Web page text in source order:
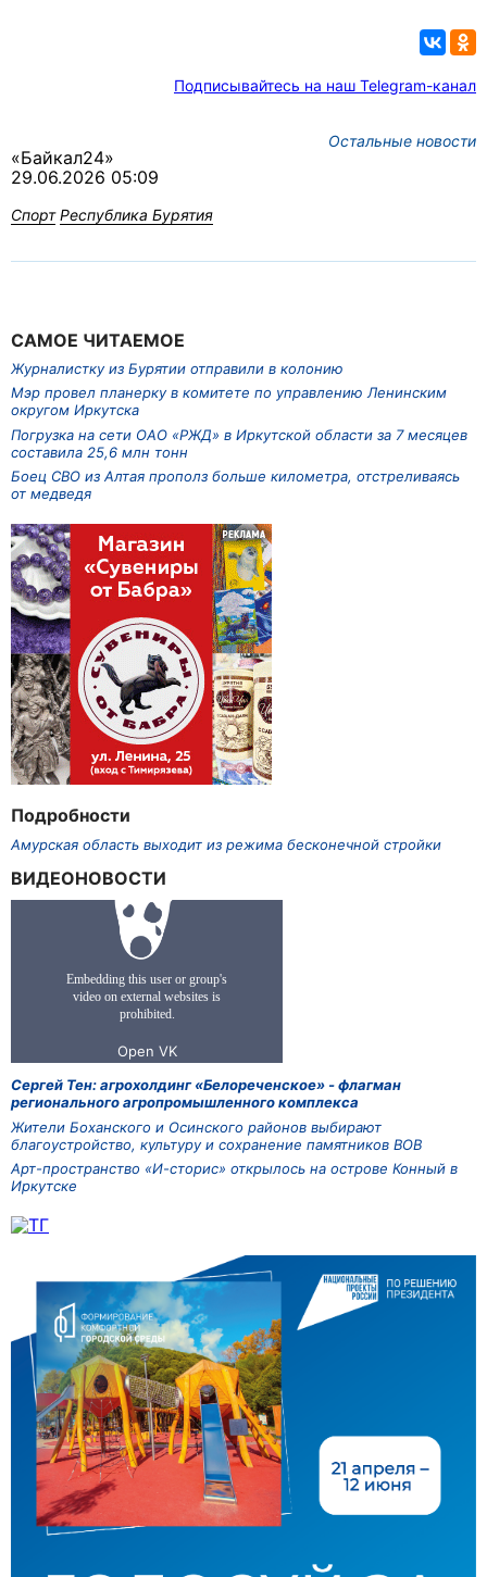
Подписывайтесь на наш Telegram-канал
Остальные новости
«Байкал24»
29.06.2026 05:09
Спорт Республика Бурятия
САМОЕ ЧИТАЕМОЕ
Журналистку из Бурятии отправили в колонию
Мэр провел планерку в комитете по управлению Ленинским
округом Иркутска
Погрузка на сети ОАО «РЖД» в Иркутской области за 7 месяцев
составила 25,6 млн тонн
Боец СВО из Алтая прополз больше километра, отстреливаясь
от медведя
Подробности
Амурская область выходит из режима бесконечной стройки
ВИДЕОНОВОСТИ
Сергей Тен: агрохолдинг «Белореченское» - флагман
регионального агропромышленного комплекса
Жители Боханского и Осинского районов выбирают
благоустройство, культуру и сохранение памятников ВОВ
Арт-пространство «И-сторис» открылось на острове Конный в
Иркутске